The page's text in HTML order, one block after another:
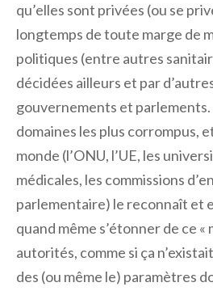
qu’elles sont privées (ou se
longtemps de toute marge de
politiques (entre autres
décidées ailleurs et par
gouvernements et parlements.
domaines les plus corrompus,
monde (l’ONU, l’UE, les
médicales, les commissions
parlementaire) le reconnaît et
quand même s’étonner de ce «
autorités, comme si ça
des (ou même le) paramètres